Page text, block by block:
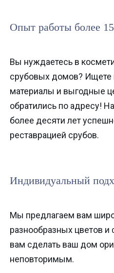
Опыт работы более
Вы нуждаетесь в
срубовых домов? Ищете
материалы и выгодные
обратились по адресу!
более десяти лет
реставрацией срубов.
Индивидуальный
Мы предлагаем вам
разнообразных цветов и
вам сделать ваш дом
неповторимым.